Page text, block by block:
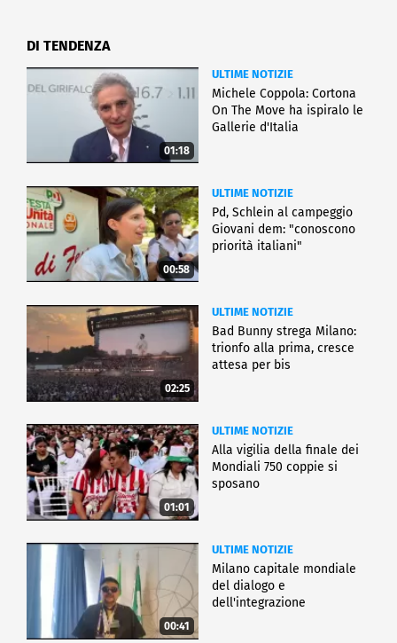
DI TENDENZA
01:18
ULTIME NOTIZIE
Michele Coppola: Cortona
On The Move ha ispiralo le
Gallerie d'Italia
00:58
ULTIME NOTIZIE
Pd, Schlein al campeggio
Giovani dem: "conoscono
priorità italiani"
02:25
ULTIME NOTIZIE
Bad Bunny strega Milano:
trionfo alla prima, cresce
attesa per bis
01:01
ULTIME NOTIZIE
Alla vigilia della finale dei
Mondiali 750 coppie si
sposano
00:41
ULTIME NOTIZIE
Milano capitale mondiale
del dialogo e
dell'integrazione